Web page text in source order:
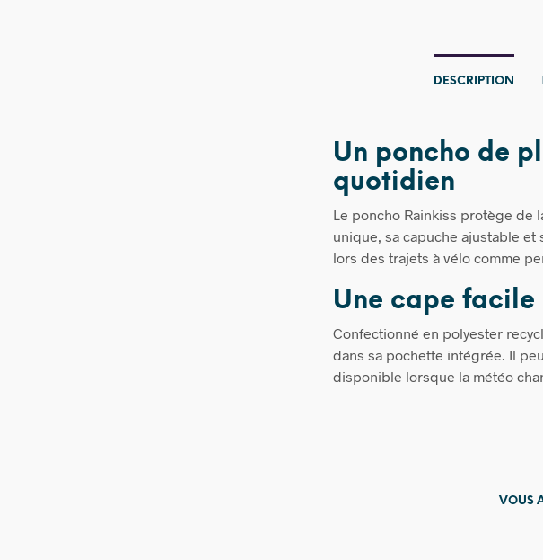
DESCRIPTION
Un poncho de
quotidien
Le poncho Rainkiss protège de
unique, sa capuche ajustable
lors des trajets à vélo comme
Une cape facile
Confectionné en polyester
dans sa pochette intégrée. Il
disponible lorsque la météo
VOUS